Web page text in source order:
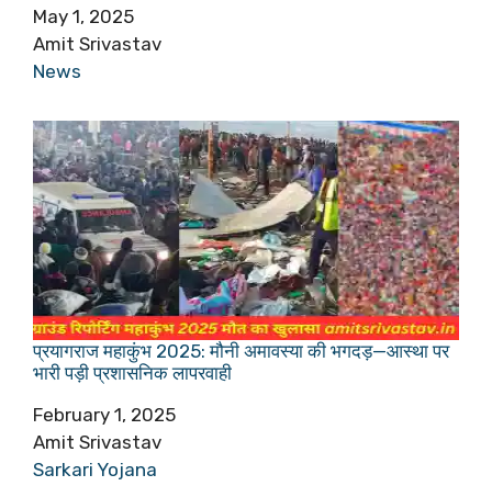
Date
May 1, 2025
Author
Amit Srivastav
In relation to
News
प्रयागराज महाकुंभ 2025: मौनी अमावस्या की भगदड़—आस्था पर
भारी पड़ी प्रशासनिक लापरवाही
Date
February 1, 2025
Author
Amit Srivastav
In relation to
Sarkari Yojana